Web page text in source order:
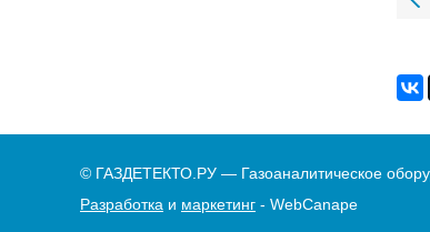
© ГАЗДЕТЕКТО.РУ — Газоаналитическое
Разработка и маркетинг - WebCanape